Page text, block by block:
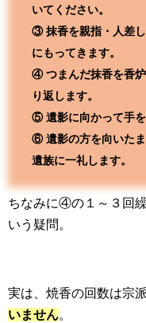
いてください。
③ 抹香を親指・人差
にもってきます。
④ つまんだ抹香を香
り返します。
⑤ 遺影に向かって手を
⑥ 遺影の方を向いた
遺族に一礼します。
ちなみに④の１～３回
いう疑問。
実は、焼香の回数は宗
いません。